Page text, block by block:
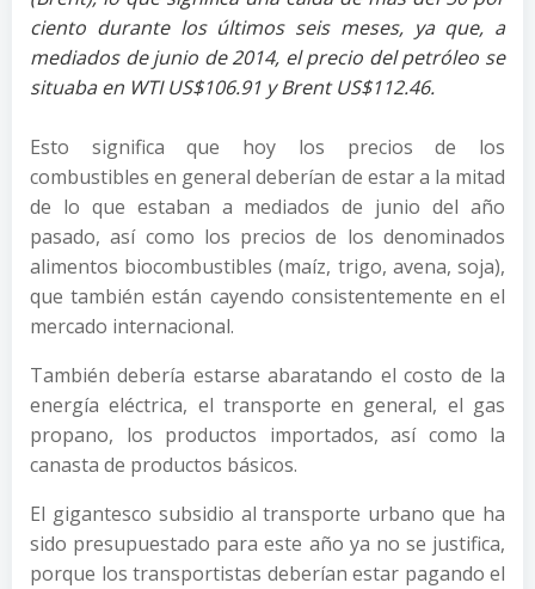
ciento durante los últimos seis meses, ya que, a
mediados de junio de 2014, el precio del petróleo se
situaba en WTI US$106.91 y Brent US$112.46.
Esto significa que hoy los precios de los
combustibles en general deberían de estar a la mitad
de lo que estaban a mediados de junio del año
pasado, así como los precios de los denominados
alimentos biocombustibles (maíz, trigo, avena, soja),
que también están cayendo consistentemente en el
mercado internacional.
También debería estarse abaratando el costo de la
energía eléctrica, el transporte en general, el gas
propano, los productos importados, así como la
canasta de productos básicos.
El gigantesco subsidio al transporte urbano que ha
sido presupuestado para este año ya no se justifica,
porque los transportistas deberían estar pagando el